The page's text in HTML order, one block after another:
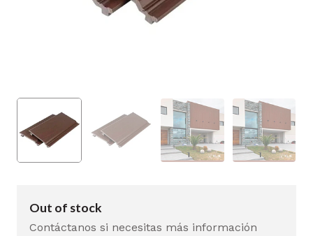
Out of stock
Contáctanos si necesitas más información